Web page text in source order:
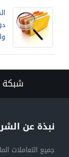
شبكة
نبذة عن
جميع التعاملات